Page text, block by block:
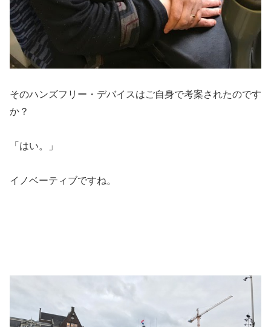
そのハンズフリー・デバイスはご自身で考案されたのです
か？
「はい。」
イノベーティブですね。